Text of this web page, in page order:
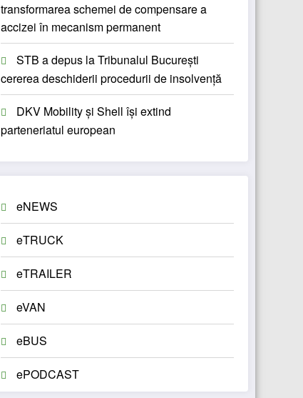
transformarea schemei de compensare a
accizei în mecanism permanent
STB a depus la Tribunalul București
cererea deschiderii procedurii de insolvență
DKV Mobility și Shell își extind
parteneriatul european
eNEWS
eTRUCK
eTRAILER
eVAN
eBUS
ePODCAST